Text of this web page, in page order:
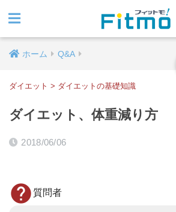
ホーム Q&A
ダイエット > ダイエットの基礎知識
ダイエット、体重減り方
2018/06/06
質問者